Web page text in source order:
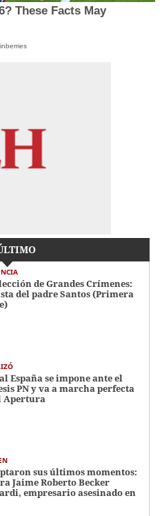
These Facts May
de Grandes Crímenes:
del padre Santos (Primera
España se impone ante el
PN y va a marcha perfecta
Apertura
sus últimos momentos:
Jaime Roberto Becker
empresario asesinado en